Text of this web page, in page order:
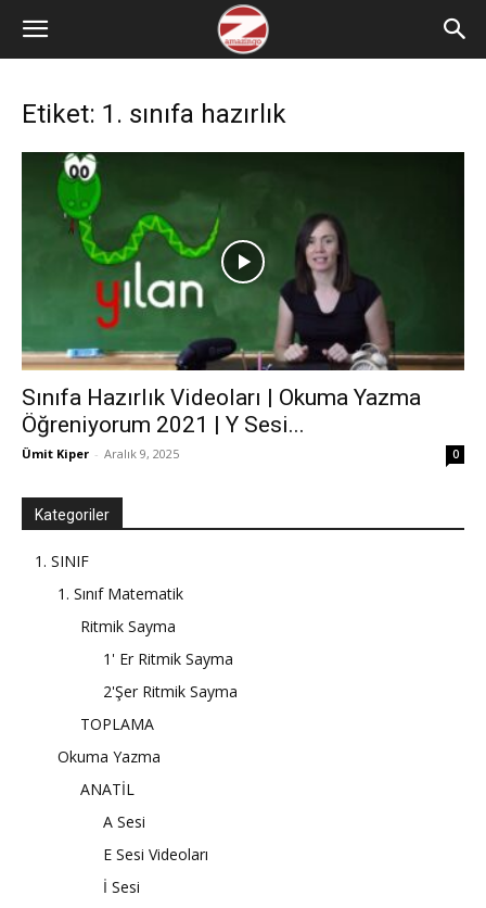
Etiket: 1. sınıfa hazırlık
Sınıfa Hazırlık Videoları | Okuma Yazma
Öğreniyorum 2021 | Y Sesi...
Ümit Kiper - Aralık 9, 2025 0
Kategoriler
1. SINIF
1. Sınıf Matematik
Ritmik Sayma
1' Er Ritmik Sayma
2'Şer Ritmik Sayma
TOPLAMA
Okuma Yazma
ANATİL
A Sesi
E Sesi Videoları
İ Sesi